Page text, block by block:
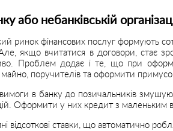
або небанківській
ринок фінансових послуг формують
якщо вчитатися в договори, стає
Проблем додає і те, що при
майно, поручителів та оформити
в банку до позичальників
Оформити у них кредит з маленьким
відсоткові ставки, що автоматично